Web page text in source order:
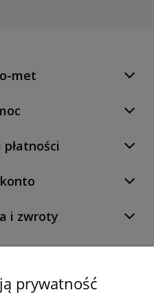
met
i zwroty
prywatność